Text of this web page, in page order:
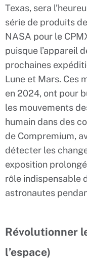
Texas, sera
série de produits
NASA pour le
puisque l’appareil
prochaines
Lune et Mars. Ces
en 2024, ont pour
les mouvements
humain dans des
de Compremium,
détecter les
exposition
rôle indispensable
astronautes
Révolutionner
l’espace)